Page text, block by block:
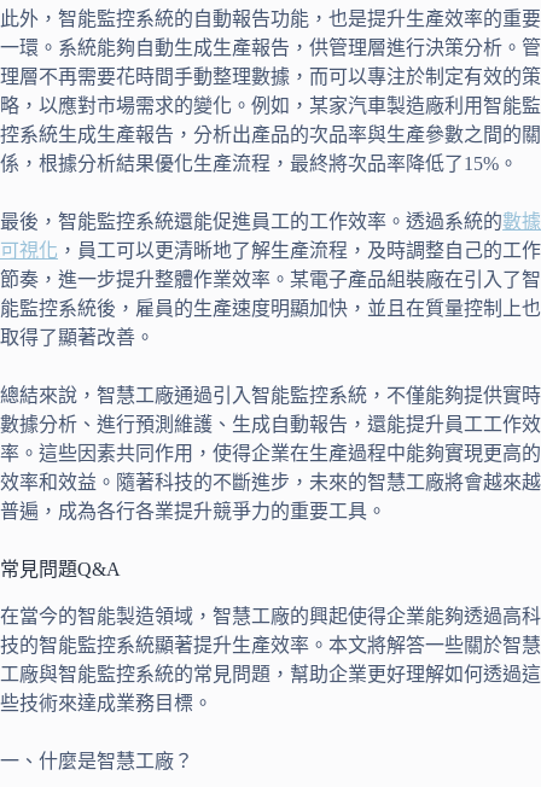
此外，智能監控系統的自動報告功能，也是提升生產效率的重要
一環。系統能夠自動生成生產報告，供管理層進行決策分析。管
理層不再需要花時間手動整理數據，而可以專注於制定有效的策
略，以應對市場需求的變化。例如，某家汽車製造廠利用智能監
控系統生成生產報告，分析出產品的次品率與生產參數之間的關
係，根據分析結果優化生產流程，最終將次品率降低了15%。
最後，智能監控系統還能促進員工的工作效率。透過系統的數據
可視化 ，員工可以更清晰地了解生產流程，及時調整自己的工作
節奏，進一步提升整體作業效率。某電子產品組裝廠在引入了智
能監控系統後，雇員的生產速度明顯加快，並且在質量控制上也
取得了顯著改善。
總結來說，智慧工廠通過引入智能監控系統，不僅能夠提供實時
數據分析、進行預測維護、生成自動報告，還能提升員工工作效
率。這些因素共同作用，使得企業在生產過程中能夠實現更高的
效率和效益。隨著科技的不斷進步，未來的智慧工廠將會越來越
普遍，成為各行各業提升競爭力的重要工具。
常見問題Q&A
在當今的智能製造領域，智慧工廠的興起使得企業能夠透過高科
技的智能監控系統顯著提升生產效率。本文將解答一些關於智慧
工廠與智能監控系統的常見問題，幫助企業更好理解如何透過這
些技術來達成業務目標。
一、什麼是智慧工廠？